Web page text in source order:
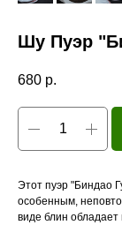
Шу Пуэр
680 р.
Этот пуэр "Биндао
особенным,
виде блин